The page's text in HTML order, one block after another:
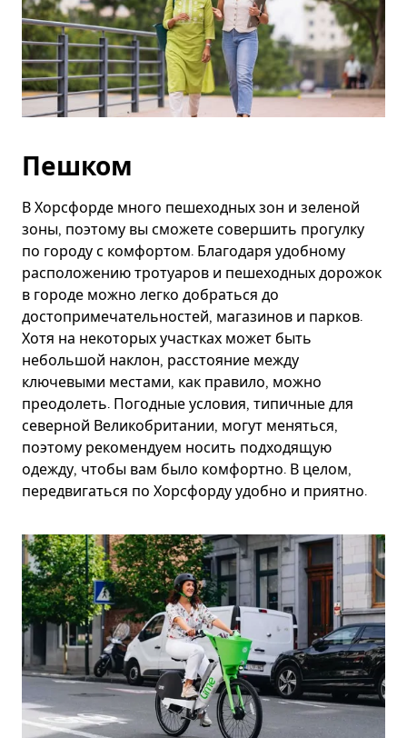
Пешком
В Хорсфорде много пешеходных зон и зеленой
зоны, поэтому вы сможете совершить прогулку
по городу с комфортом. Благодаря удобному
расположению тротуаров и пешеходных дорожок
в городе можно легко добраться до
достопримечательностей, магазинов и парков.
Хотя на некоторых участках может быть
небольшой наклон, расстояние между
ключевыми местами, как правило, можно
преодолеть. Погодные условия, типичные для
северной Великобритании, могут меняться,
поэтому рекомендуем носить подходящую
одежду, чтобы вам было комфортно. В целом,
передвигаться по Хорсфорду удобно и приятно.